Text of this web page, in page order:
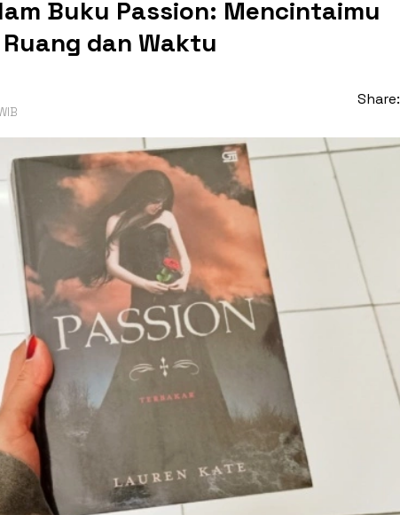
Buku Passion: Mencintaimu
dan Waktu
Share: